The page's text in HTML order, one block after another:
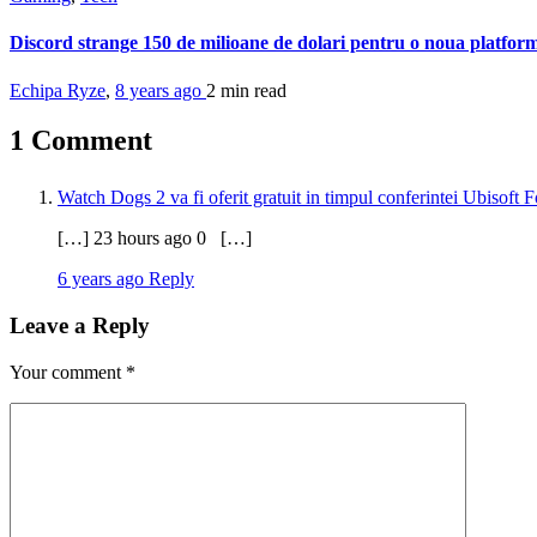
Discord strange 150 de milioane de dolari pentru o noua
Echipa Ryze, 8 years ago 2 min read
1 Comment
Watch Dogs 2 va fi oferit gratuit in timpul conferintei Ubisoft
[…] 23 hours ago 0 […]
6 years ago Reply
Leave a Reply
Your comment *